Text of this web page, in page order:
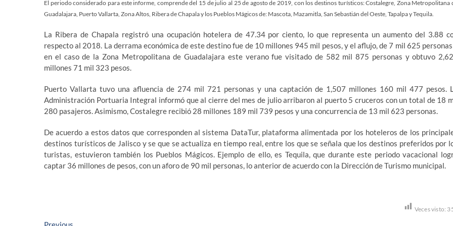
El periodo considerado para este informe, comprende del 15 de julio al 25 de agosto de 2019, con los destinos turísticos: Costalegre, Zona Metropolitana
Guadalajara, Puerto Vallarta, Zona Altos, Ribera de Chapala y los Pueblos Mágicos de: Mascota, Mazamitla, San Sebastián del Oeste, Tapalpa y Tequila.
La Ribera de Chapala registró una ocupación hotelera de 47.34 por ciento, lo que representa un aumento del 3.88
respecto al 2018. La derrama económica de este destino fue de 10 millones 945 mil pesos, y el aflujo, de 7 mil 625
en el caso de la Zona Metropolitana de Guadalajara este verano fue visitado de 582 mil 875 personas y obtuvo
millones 71 mil 323 pesos.
Puerto Vallarta tuvo una afluencia de 274 mil 721 personas y una captación de 1,507 millones 160 mil 477 pesos.
Administración Portuaria Integral informó que al cierre del mes de julio arribaron al puerto 5 cruceros con un total de 18
280 pasajeros. Asimismo, Costalegre recibió 28 millones 189 mil 739 pesos y una concurrencia de 13 mil 623 personas.
De acuerdo a estos datos que corresponden al sistema DataTur, plataforma alimentada por los hoteleros de los
destinos turísticos de Jalisco y se que se actualiza en tiempo real, entre los que se señala que los destinos preferidos por
turistas, estuvieron también los Pueblos Mágicos. Ejemplo de ello, es Tequila, que durante este periodo vacacional
captar 36 millones de pesos, con un aforo de 90 mil personas, lo anterior de acuerdo con la Dirección de Turismo municipal.
Veces visto: